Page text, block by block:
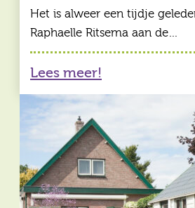
Het is alweer een tijdje
Raphaelle Ritsema aan de…
Lees meer!